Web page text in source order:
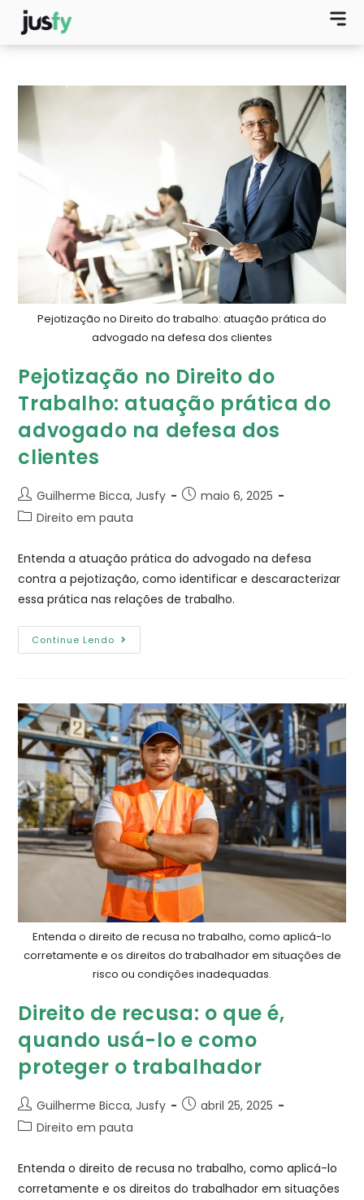
Pejotização​ no Direito do trabalho: atuação prática do
advogado na defesa dos clientes
Pejotização no Direito do
Trabalho: atuação prática do
advogado na defesa dos
clientes
Guilherme Bicca, Jusfy
maio 6, 2025
Direito em pauta
Entenda a atuação prática do advogado na defesa
contra a pejotização, como identificar e descaracterizar
essa prática nas relações de trabalho.
Continue Lendo
Entenda o direito de recusa no trabalho, como aplicá-lo
corretamente e os direitos do trabalhador em situações de
risco ou condições inadequadas.
​​Direito de recusa: o que é,
quando usá-lo e como
proteger o trabalhador
Guilherme Bicca, Jusfy
abril 25, 2025
Direito em pauta
Entenda o direito de recusa no trabalho, como aplicá-lo
corretamente e os direitos do trabalhador em situações